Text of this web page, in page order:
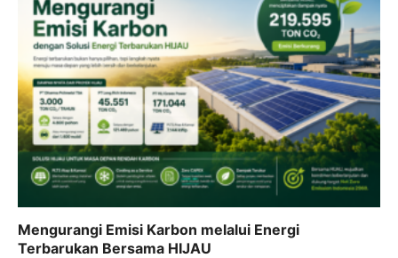
Mengurangi Emisi Karbon melalui Energi
Terbarukan Bersama HIJAU